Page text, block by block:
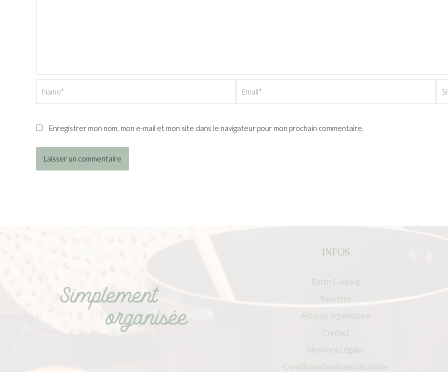
Enregistrer mon nom, mon e-mail et mon site dans le navigateur pour mon prochain commentaire.
INFOS
Batch Cooking
Recettes
Astuces organisation
Contact
Mentions Légales
Conditions Générales de Vente